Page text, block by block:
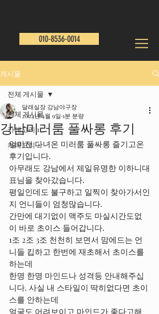
010-8536-0014
게시물
전체 게시물
카테고리 1
카테고리 2
전체 게시물
강남미러룸 풀싸롱 후기
달래실장 강남야구장
2024년 4월 9일 1분 분량
얼마전 다녀온 미러룸 풀싸롱 즐기고온
후기입니다.
아무래도 강남에서 제일유명한 이하니대
표님을 찾아갔습니다.
평일인데도 불구하고 일찍이 찾아가서인
지 언니들이 엄청많습니다.
간만에 대기없이 맥주도 마실시간도없
이 바로 초이스 들어갑니다.
1조 2조 3조 천천히 보면서 맘에드는 언
니들 킵하고 한번에 재초해서 초이스를
하는데
한명 한명 마인드나 성격등 안내해주십
니다. 사실 내 스타일이 딱히없다면 초이
스를 안하는데
얼굴도 어려보이고 마인드가 좋다고해